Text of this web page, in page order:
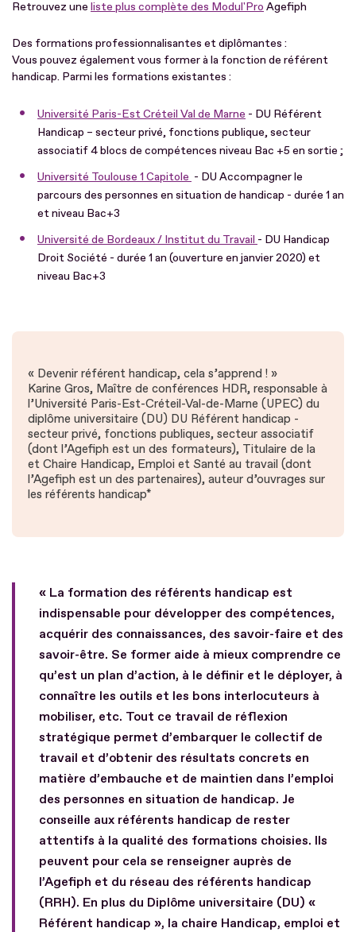
Retrouvez une liste plus complète des Modul'Pro Agefiph
Des formations professionnalisantes et diplômantes :
Vous pouvez également vous former à la fonction de référent
handicap. Parmi les formations existantes :
Université Paris-Est Créteil Val de Marne - DU Référent
Handicap – secteur privé, fonctions publique, secteur
associatif 4 blocs de compétences niveau Bac +5 en sortie ;
Université Toulouse 1 Capitole - DU Accompagner le
parcours des personnes en situation de handicap - durée 1 an
et niveau Bac+3
Université de Bordeaux / Institut du Travail - DU Handicap
Droit Société - durée 1 an (ouverture en janvier 2020) et
niveau Bac+3
« Devenir référent handicap, cela s’apprend ! »
Karine Gros, Maître de conférences HDR, responsable à
l’Université Paris-Est-Créteil-Val-de-Marne (UPEC) du
diplôme universitaire (DU) DU Référent handicap -
secteur privé, fonctions publiques, secteur associatif
(dont l’Agefiph est un des formateurs), Titulaire de la
et Chaire Handicap, Emploi et Santé au travail (dont
l’Agefiph est un des partenaires), auteur d’ouvrages sur
les référents handicap*
« La formation des référents handicap est
indispensable pour développer des compétences,
acquérir des connaissances, des savoir-faire et des
savoir-être. Se former aide à mieux comprendre ce
qu’est un plan d’action, à le définir et le déployer, à
connaître les outils et les bons interlocuteurs à
mobiliser, etc. Tout ce travail de réflexion
stratégique permet d’embarquer le collectif de
travail et d’obtenir des résultats concrets en
matière d’embauche et de maintien dans l’emploi
des personnes en situation de handicap. Je
conseille aux référents handicap de rester
attentifs à la qualité des formations choisies. Ils
peuvent pour cela se renseigner auprès de
l’Agefiph et du réseau des référents handicap
(RRH). En plus du Diplôme universitaire (DU) «
Référent handicap », la chaire Handicap, emploi et